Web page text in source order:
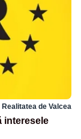
Realitatea de Valcea
interesele